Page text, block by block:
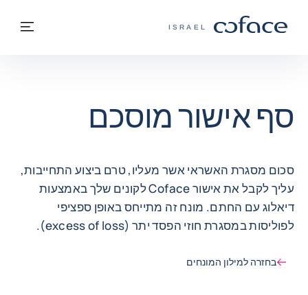
COFACE - אתר הקבוצה
ISRAEL
בחזרה לעמוד הבית
סף אישור מוסכם
סכום מסגרת האשראי אשר מעליו, טרם ביצוע התחייבות,
עליך לקבל את אישור Coface לקונים שלך באמצעות
דיאלוג עם החתם. מונח זה מתייחס באופן ספציפי
לפוליסות במסגרת חוזי הפסד יתר (excess of loss).
בחזרה למילון המונחים